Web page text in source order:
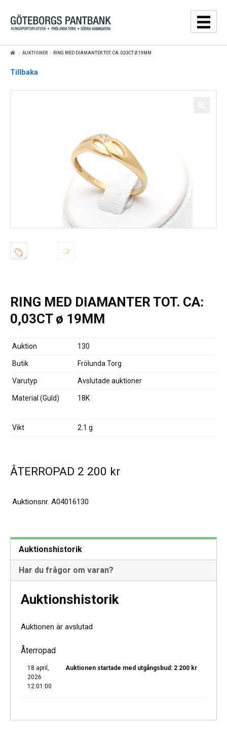
Hoppa
till
navigering
Hoppa
till
innehåll
GULDPRISER
AUKTIONER RING MED DIAMANTER TOT. CA: 0,03CT Ø 19MM
Tillbaka
RING MED DIAMANTER TOT. CA:
0,03CT ø 19MM
Auktion 130
Butik Frölunda Torg
Varutyp Avslutade auktioner
Material (Guld) 18K
Vikt 2.1 g
ÅTERROPAD 2 200 kr
Auktionsnr. A04016130
Auktionshistorik
Har du frågor om varan?
Auktionshistorik
Auktionen är avslutad
Återropad
18 april,
2026
12:01:00
Auktionen startade med utgångsbud: 2 200 kr